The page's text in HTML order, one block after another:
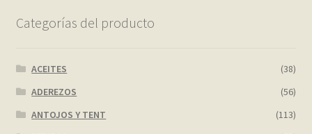
Categorías del producto
ACEITES
(38)
ADEREZOS
(56)
ANTOJOS Y TENT
(113)